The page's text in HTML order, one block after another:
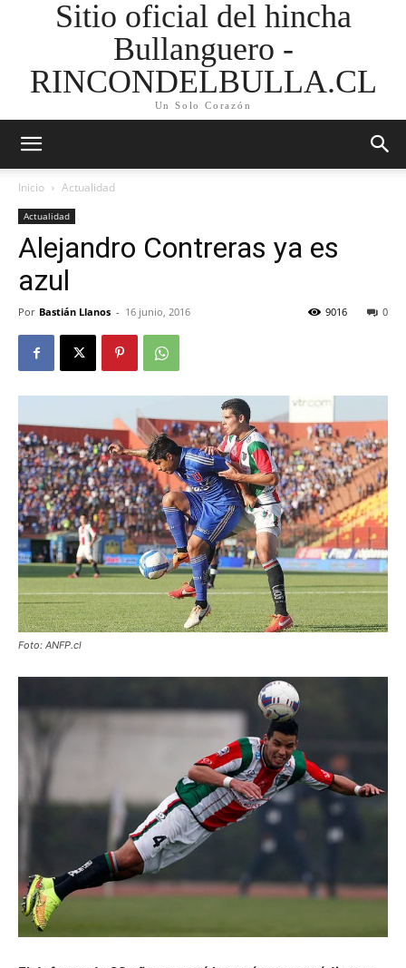
Sitio oficial del hincha
Bullanguero -
RINCONDELBULLA.CL
Un Solo Corazón
Inicio Actualidad
Actualidad
Alejandro Contreras ya es
azul
Por Bastián Llanos - 16 junio, 2016 0
9016
Foto: ANFP.cl